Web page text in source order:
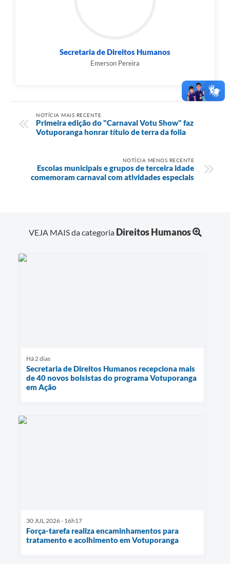
Secretaria de Direitos Humanos
Emerson Pereira
NOTÍCIA MAIS RECENTE
Primeira edição do "Carnaval Votu Show" faz
Votuporanga honrar título de terra da folia
NOTÍCIA MENOS RECENTE
Escolas municipais e grupos de terceira idade
comemoram carnaval com atividades especiais
VEJA MAIS da categoria Direitos Humanos
Há 2 dias
Secretaria de Direitos Humanos recepciona mais
de 40 novos bolsistas do programa Votuporanga
em Ação
30 JUL 2026 - 16h17
Força-tarefa realiza encaminhamentos para
tratamento e acolhimento em Votuporanga